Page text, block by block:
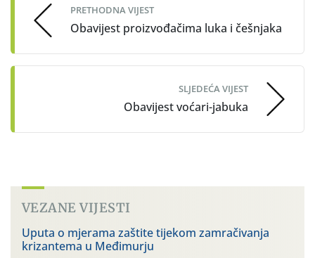
PRETHODNA VIJEST
Obavijest proizvođačima luka i češnjaka
SLJEDEĆA VIJEST
Obavijest voćari-jabuka
VEZANE VIJESTI
Uputa o mjerama zaštite tijekom zamračivanja
krizantema u Međimurju